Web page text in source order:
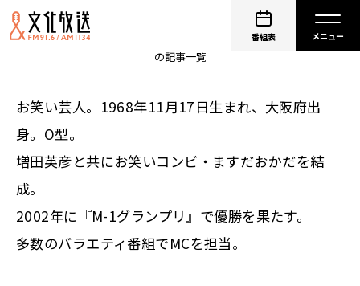
番組表
ますだおかだ 岡田圭右
の記事一覧
お笑い芸人。1968年11月17日生まれ、大阪府出
身。O型。
増田英彦と共にお笑いコンビ・ますだおかだを結
成。
2002年に『M-1グランプリ』で優勝を果たす。
多数のバラエティ番組でMCを担当。